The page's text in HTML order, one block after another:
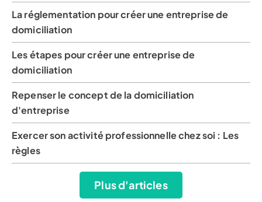
La réglementation pour créer une entreprise de
domiciliation
Les étapes pour créer une entreprise de
domiciliation
Repenser le concept de la domiciliation
d'entreprise
Exercer son activité professionnelle chez soi : Les
règles
Plus d'articles